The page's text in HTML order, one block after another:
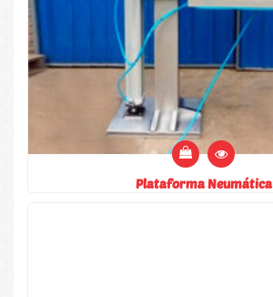
Plataforma Neumática